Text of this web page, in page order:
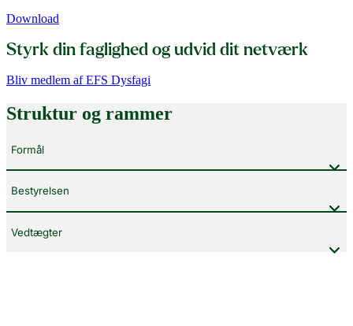
Download
Styrk din faglighed og udvid dit netværk
Bliv medlem af EFS Dysfagi
Struktur og rammer
Formål
Bestyrelsen
Vedtægter